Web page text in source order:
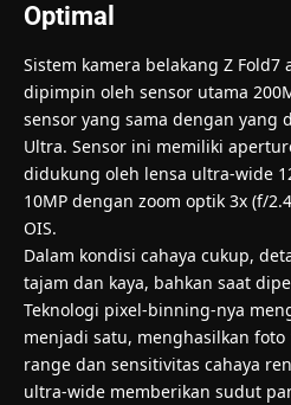
Optimal
Sistem kamera belakang Z
dipimpin oleh sensor utama
sensor yang sama dengan yang
Ultra. Sensor ini memiliki
didukung oleh lensa ultra-wide
10MP dengan zoom optik 3x (f/
OIS.
Dalam kondisi cahaya cukup,
tajam dan kaya, bahkan saat
Teknologi pixel-binning-nya
menjadi satu, menghasilkan foto
range dan sensitivitas cahaya
ultra-wide memberikan sudut